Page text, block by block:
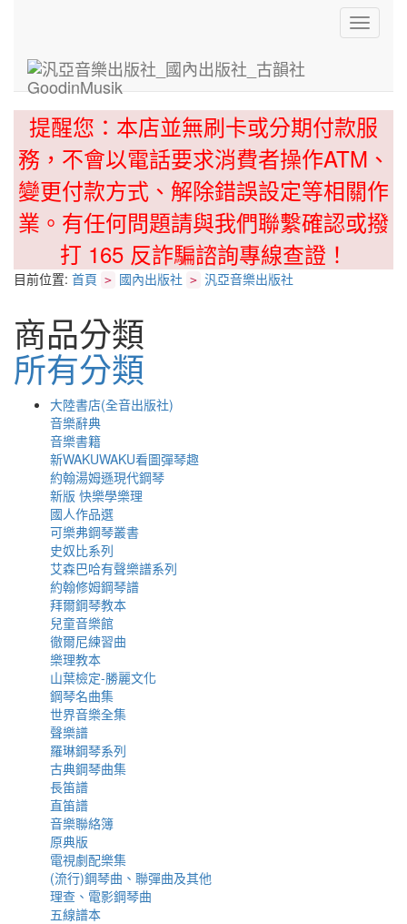
Toggle
提醒您：本店並無刷卡或分期付款服
務，不會以電話要求消費者操作ATM、
變更付款方式、解除錯誤設定等相關作
業。有任何問題請與我們聯繫確認或撥
打 165 反詐騙諮詢專線查證！
目前位置: 首頁 > 國內出版社 > 汎亞音樂出版社
商品分類
所有分類
大陸書店(全音出版社)
音樂辭典
音樂書籍
新WAKUWAKU看圖彈琴趣
約翰湯姆遜現代鋼琴
新版 快樂學樂理
國人作品選
可樂弗鋼琴叢書
史奴比系列
艾森巴哈有聲樂譜系列
約翰修姆鋼琴譜
拜爾鋼琴教本
兒童音樂館
徹爾尼練習曲
樂理教本
山葉檢定-勝麗文化
鋼琴名曲集
世界音樂全集
聲樂譜
羅琳鋼琴系列
古典鋼琴曲集
長笛譜
直笛譜
音樂聯絡簿
原典版
電視劇配樂集
(流行)鋼琴曲、聯彈曲及其他
理查、電影鋼琴曲
五線譜本